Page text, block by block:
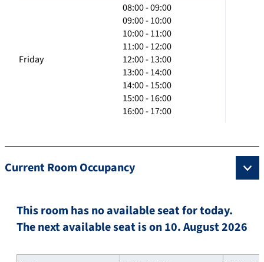
Friday
08:00 - 09:00
09:00 - 10:00
10:00 - 11:00
11:00 - 12:00
12:00 - 13:00
13:00 - 14:00
14:00 - 15:00
15:00 - 16:00
16:00 - 17:00
Current Room Occupancy
This room has no available seat for today.
The next available seat is on 10. August 2026